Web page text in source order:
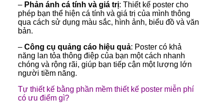
–Phản ánh cá tính và giá trị: Thiết kế poster cho
phép bạn thể hiện cá tính và giá trị của mình thông
qua cách sử dụng màu sắc, hình ảnh, biểu đồ và văn
bản.
– Công cụ quảng cáo hiệu quả: Poster có khả
năng lan tỏa thông điệp của bạn một cách nhanh
chóng và rộng rãi, giúp bạn tiếp cận một lượng lớn
người tiềm năng.
Tự thiết kế bằng phần mềm thiết kế poster miễn phí
có ưu điểm gì?